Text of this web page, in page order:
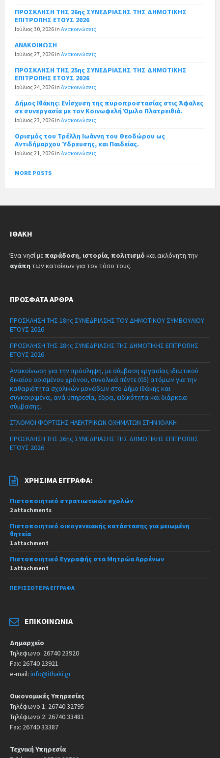
ΠΡΟΣΚΛΗΣΗ ΤΗΣ 26ης ΣΥΝΕΔΡΙΑΣΗΣ ΤΗΣ ΔΗΜΟΤΙΚΗΣ
ΕΠΙΤΡΟΠΗΣ ΕΤΟΥΣ 2026
Ιούλιος 30, 2026 in Ανακοινώσεις
ΑΝΑΚΟΙΝΩΣΗ
Ιούλιος 27, 2026 in Ανακοινώσεις
ΠΡΟΣΚΛΗΣΗ ΤΗΣ 25ης ΣΥΝΕΔΡΙΑΣΗΣ ΤΗΣ ΔΗΜΟΤΙΚΗΣ
ΕΠΙΤΡΟΠΗΣ ΕΤΟΥΣ 2026
Ιούλιος 24, 2026 in Ανακοινώσεις
Δήμος Ιθάκης: Ενίσχυση της πυροπροστασίας στις Άφαλες
σε συνεργασία με τον Κοινωφελή Όμιλο Πλατρειθιά.
Ιούλιος 23, 2026 in Ανακοινώσεις
Ορισμός του Τρέλλη Ιωάννη του Θεοδώρου ως
Αντιδήμαρχου Ύδρευσης, και Παιδείας.
Ιούλιος 21, 2026 in Ανακοινώσεις
MORE POSTS
ΙΘΆΚΗ
Ένα νησί με παράδοση, ιστορία, πολιτισμό και ακλόνητη την
αγάπη των κατοίκων για τον τόπο τους.
ΠΡΌΣΦΑΤΑ ΆΡΘΡΑ
ΠΡΟΣΚΛΗΣΗ ΤΗΣ 18ης ΣΥΝΕΔΡΙΑΣΗΣ ΤΟΥ ΔΗΜΟΤΙΚΟΥ ΣΥΜΒΟΥΛΙΟΥ
ΕΤΟΥΣ 2026
ΠΡΟΣΚΛΗΣΗ ΤΗΣ 28ης ΣΥΝΕΔΡΙΑΣΗΣ ΤΗΣ ΔΗΜΟΤΙΚΗΣ ΕΠΙΤΡΟΠΗΣ
ΕΤΟΥΣ 2026
Ανακοίνωση για την πρόσληψη, με σύμβαση εργασίας ιδιωτικού
δικαίου ορισμένου χρόνου, συνολικά πέντε (05) ατόμων για την
καθαριότητα σχολικών μονάδων στο Δήμο Ιθάκης και
συγκεκριμένα, ανά υπηρεσία, έδρα, ειδικότητα και διάρκεια
σύμβασης.
ΣΤΑΘΜΟΙ ΦΟΡΤΙΣΗΣ ΗΛΕΚΤΡΙΚΩΝ ΟΧΗΜΑΤΩΝ ΣΤΗΝ ΙΘΑΚΗ
ΠΡΟΣΚΛΗΣΗ ΤΗΣ 26ης ΣΥΝΕΔΡΙΑΣΗΣ ΤΗΣ ΔΗΜΟΤΙΚΗΣ ΕΠΙΤΡΟΠΗΣ
ΕΤΟΥΣ 2026
ΧΡΉΣΙΜΑ ΈΓΓΡΑΦΑ:
Πιστοποιητικό στρατιωτικών σχολών
2 attachments
Πιστοποιητικό οικογενειακής κατάστασης για μειωμένη
θητεία
1 attachment
Πιστοποιητικό Εγγραφής στα Μητρώα Αρρένων
1 attachment
ΠΕΡΙΣΣΌΤΕΡΑ ΈΓΓΡΑΦΑ
ΕΠΙΚΟΙΝΩΝΊΑ
Δημαρχείο
Τηλεφωνο: 26740 23920
Fax: 26740 23921
e-mail: info@ithaki.gr
Οικονομικές Υπηρεσίες
Τηλέφωνο 1: 26740 32795
Τηλέφωνο 2: 26740 33481
Fax: 26740 33387
Τεχνική Υπηρεσία